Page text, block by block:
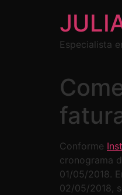
Especialista
Conforme
cronograma
01/05/2018.
02/05/2018,